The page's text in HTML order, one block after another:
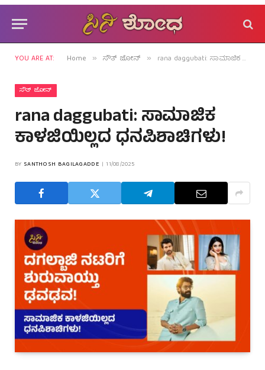
YOU ARE AT: Home » ಸೌತ್ ಜೋನ್ » rana daggubati: ಸಾಮಾಜಿಕ ಕಾಳಜಿಯಿಲ್ಲದ ಧನಪಿಶಾಚಿಗಳು!
ಸೌತ್ ಜೋನ್
rana daggubati: ಸಾಮಾಜಿಕ
ಕಾಳಜಿಯಿಲ್ಲದ ಧನಪಿಶಾಚಿಗಳು!
BY SANTHOSH BAGILAGADDE 11/08/2025